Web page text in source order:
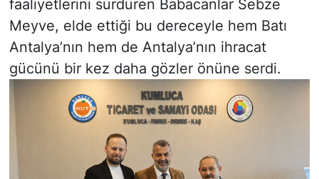
faaliyetlerini sürdüren Babacanlar Sebze
Meyve, elde ettiği bu dereceyle hem Batı
Antalya’nın hem de Antalya’nın ihracat
gücünü bir kez daha gözler önüne serdi.